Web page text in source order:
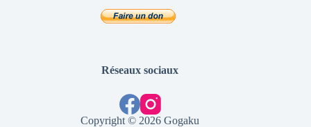
Réseaux sociaux
Copyright © 2026 Gogaku